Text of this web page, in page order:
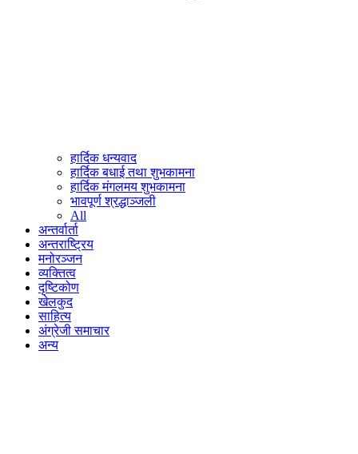
हार्दिक धन्यवाद
हार्दिक बधाई तथा शुभकामना
हार्दिक मंगलमय शुभकामना
भावपूर्ण श्रद्धाञ्जली
All
अन्तर्वार्ता
अन्तराष्ट्रिय
मनोरञ्जन
व्यक्तित्व
दृष्टिकोण
खेलकुद
साहित्य
अंग्रेजी समाचार
अन्य